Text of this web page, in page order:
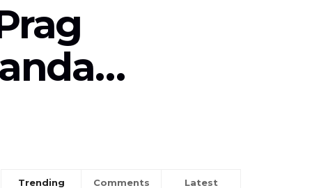
Trending Comments Latest